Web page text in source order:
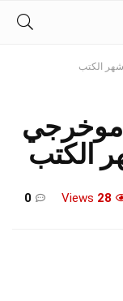
الكتب
موخرجي
الكتب
28
0